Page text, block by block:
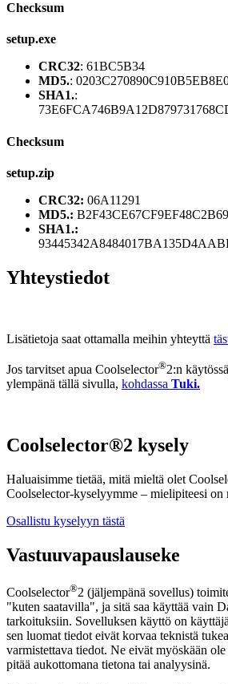
Checksum
setup.exe
CRC32: 61BC5B34
MD5.:
SHA1.:
Checksum
setup.zip
CRC32: 06A11291
MD5.:
SHA1.:
Yhteystiedot
Lisätietoja saat ottamalla meihin yhteyttä
Jos tarvitset apua Coolselector®2:n
ylempänä tällä sivulla, kohdassa Tuki.
Coolselector®2 kysely
Haluaisimme tietää, mitä mieltä olet
Coolselector-kyselyymme – mielipiteesi on
Osallistu kyselyyn tästä
Vastuuvapauslauseke
Coolselector®2 (jäljempänä sovellus)
"kuten saatavilla", ja sitä saa käyttää vain
tarkoituksiin. Sovelluksen käyttö on
sen luomat tiedot eivät korvaa teknistä
varmistettava tiedot. Ne eivät myöskään
pitää aukottomana tietona tai analyysinä.